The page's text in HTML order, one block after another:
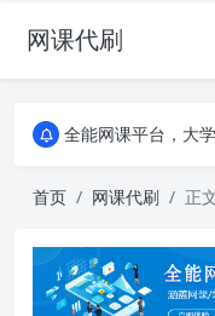
网课代刷
AI论文写作平台，
全能网课平台，大学生网课
全能网课平台，大学生网课
首页 网课代刷 正